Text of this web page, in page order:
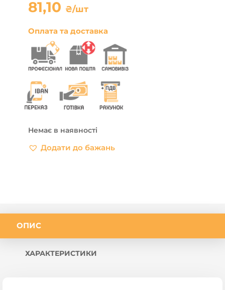
81,10 ₴/шт
Оплата та доставка
Немає в наявності
Додати до бажань
ОПИС
ХАРАКТЕРИСТИКИ